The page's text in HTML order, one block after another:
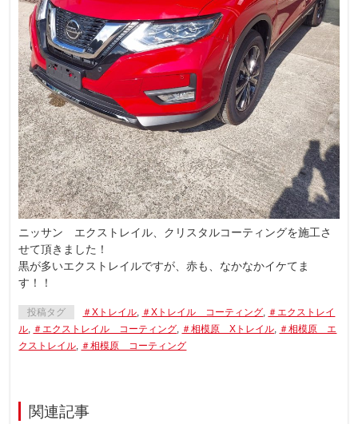
ニッサン エクストレイル、クリスタルコーティングを施工さ
せて頂きました！
黒が多いエクストレイルですが、赤も、なかなかイケてま
す！！
投稿タグ ＃Xトレイル, ＃Xトレイル コーティング, ＃エクストレイ
ル, ＃エクストレイル コーティング, ＃相模原 Xトレイル, ＃相模原 エ
クストレイル, ＃相模原 コーティング
関連記事